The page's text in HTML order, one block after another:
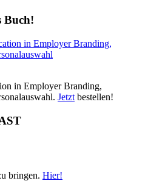
Buch!
in Employer Branding,
Jetzt bestellen!
bringen. Hier!